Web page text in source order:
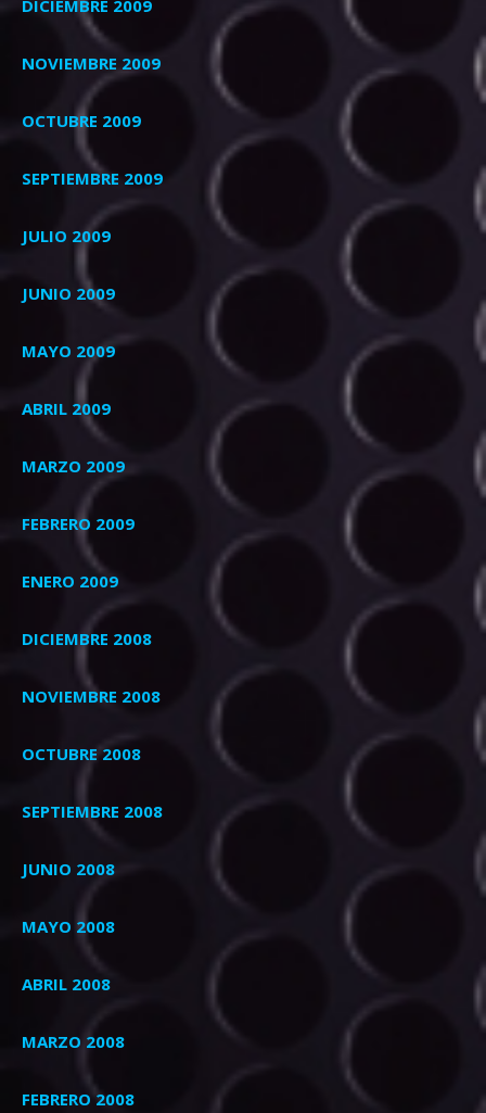
DICIEMBRE 2009
NOVIEMBRE 2009
OCTUBRE 2009
SEPTIEMBRE 2009
JULIO 2009
JUNIO 2009
MAYO 2009
ABRIL 2009
MARZO 2009
FEBRERO 2009
ENERO 2009
DICIEMBRE 2008
NOVIEMBRE 2008
OCTUBRE 2008
SEPTIEMBRE 2008
JUNIO 2008
MAYO 2008
ABRIL 2008
MARZO 2008
FEBRERO 2008